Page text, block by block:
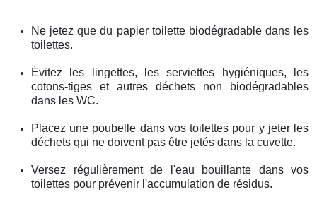
Ne jetez que du papier toilette biodégradable dans les
toilettes.
Évitez les lingettes, les serviettes hygiéniques, les
cotons-tiges et autres déchets non biodégradables
dans les WC.
Placez une poubelle dans vos toilettes pour y jeter les
déchets qui ne doivent pas être jetés dans la cuvette.
Versez régulièrement de l'eau bouillante dans vos
toilettes pour prévenir l'accumulation de résidus.